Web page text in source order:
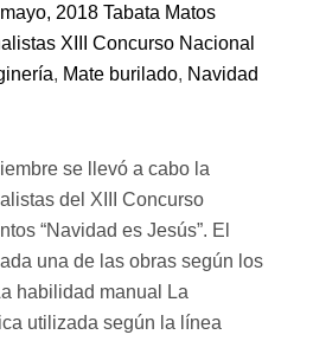
2018 Tabata Matos
XIII Concurso Nacional
, Mate burilado, Navidad
se llevó a cabo la
del XIII Concurso
“Navidad es Jesús”. El
una de las obras según los
habilidad manual La
utilizada según la línea